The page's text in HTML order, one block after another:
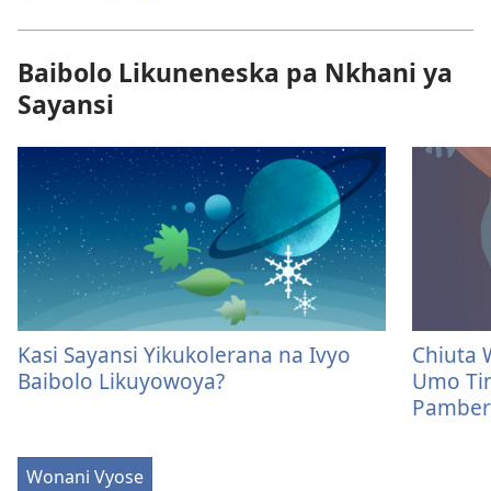
Baibolo Likuneneska pa Nkhani ya
Sayansi
Kasi Sayansi Yikukolerana na Ivyo
Baibolo Likuyowoya?
Chiuta
Umo
Wonani Vyose